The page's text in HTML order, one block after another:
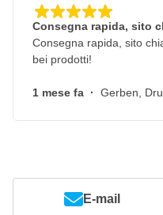
Consegna rapida, sito
Consegna rapida, sito
bei prodotti!
1 mese fa · Gerben,
E-mail